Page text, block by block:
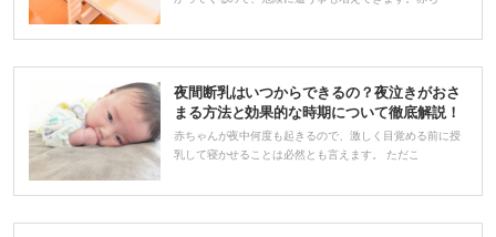
夜間断乳はいつからできるの？夜泣きがおさ
まる方法と効果的な時期について徹底解説！
赤ちゃんが夜中何度も起きるので、激しく目覚める前に授
乳して寝かせることは必然とも言えます。 ただこ